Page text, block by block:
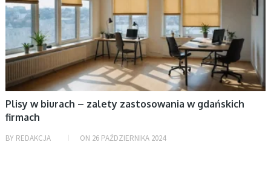
Plisy w biurach – zalety zastosowania w gdańskich
firmach
BY REDAKCJA ON 26 PAŹDZIERNIKA 2024